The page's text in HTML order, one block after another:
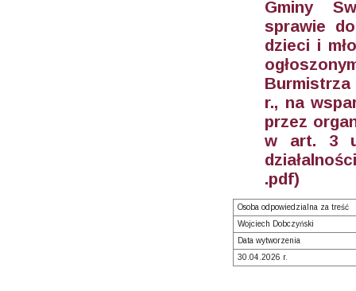
Gminy
sprawie
dzieci i
Burmistrza
r., na
przez
w art. 3
.pdf)
Osoba odpowiedzialna za treść
Wojciech Dobczyński
Data wytworzenia
30.04.2026 r.